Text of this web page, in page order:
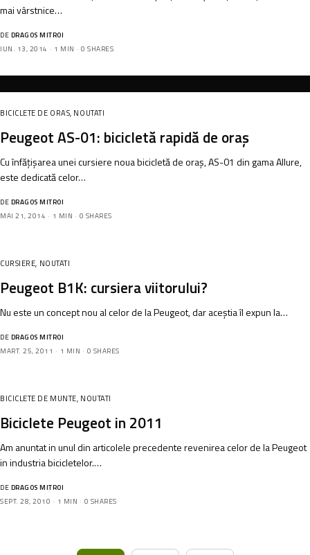
mai vârstnice…
DE DRAGOS MITROI
IUN. 13, 2014
1 MIN 0 SHARES
BICICLETE DE ORAS, NOUTATI
Peugeot AS-01: bicicletă rapidă de oraș
Cu înfățișarea unei cursiere noua bicicletă de oraș, AS-01 din gama Allure,
este dedicată celor…
DE DRAGOS MITROI
MAI 21, 2014
1 MIN 0 SHARES
CURSIERE, NOUTATI
Peugeot B1K: cursiera viitorului?
Nu este un concept nou al celor de la Peugeot, dar aceștia îl expun la…
DE DRAGOS MITROI
MART. 25, 2011
1 MIN 0 SHARES
BICICLETE DE MUNTE, NOUTATI
Biciclete Peugeot in 2011
Am anuntat in unul din articolele precedente revenirea celor de la Peugeot
in industria bicicletelor.…
DE DRAGOS MITROI
SEPT. 28, 2010
1 MIN 0 SHARES